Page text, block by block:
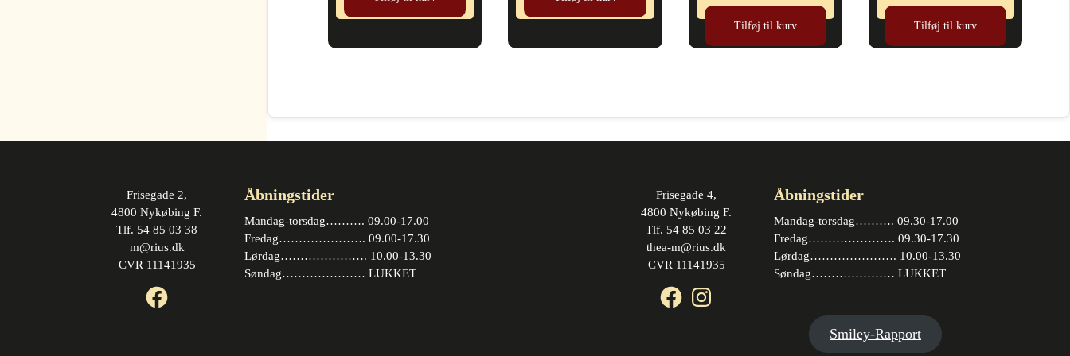
Tilføj til kurv Tilføj til kurv
Frisegade 2,
4800 Nykøbing F.
Tlf. 54 85 03 38
m@rius.dk
CVR 11141935
Facebook
Åbningstider
Mandag-torsdag………. 09.00-17.00
Fredag…………………. 09.00-17.30
Lørdag…………………. 10.00-13.30
Søndag………………… LUKKET
Frisegade 4,
4800 Nykøbing F.
Tlf. 54 85 03 22
thea-m@rius.dk
CVR 11141935
Facebook
Instagram
Åbningstider
Mandag-torsdag………. 09.30-17.00
Fredag…………………. 09.30-17.30
Lørdag…………………. 10.00-13.30
Søndag………………… LUKKET
Smiley-Rapport